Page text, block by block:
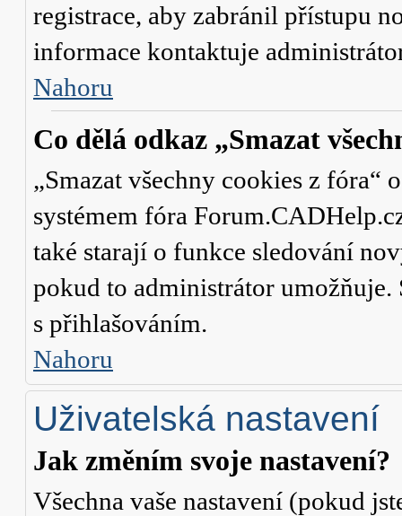
registrace, aby zabránil přístupu
informace kontaktuje
Nahoru
Co dělá odkaz „Smazat
„Smazat všechny cookies z fóra“
systémem fóra
také starají o funkce sledování
pokud to administrátor umožňuje.
s přihlašováním.
Nahoru
Uživatelská nastavení
Jak změním svoje nastavení?
Všechna vaše nastavení (pokud